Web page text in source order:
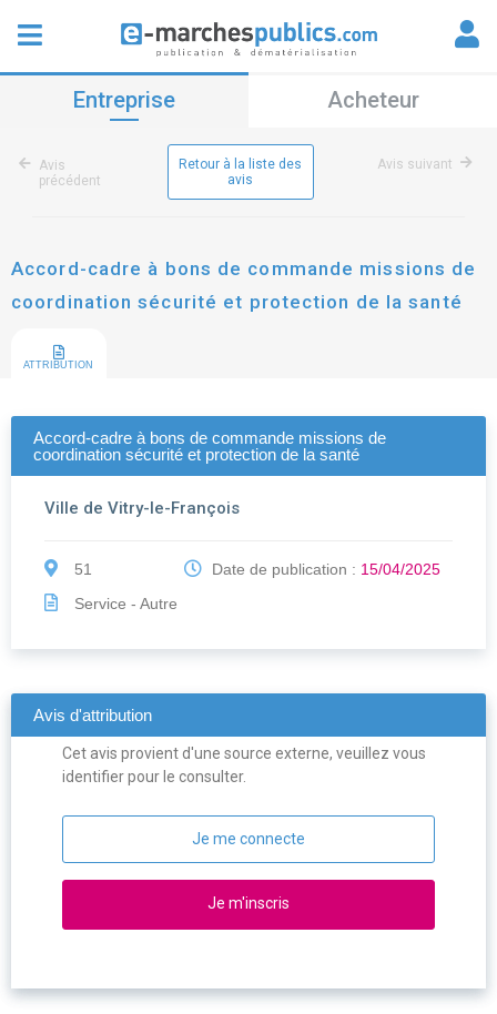
Entreprise Acheteur
Avis
précédent
Retour à la liste des
avis
Avis suivant
Accord-cadre à bons de commande missions de
coordination sécurité et protection de la santé
ATTRIBUTION
Accord-cadre à bons de commande missions de
coordination sécurité et protection de la santé
Ville de Vitry-le-François
51
Service - Autre
Date de publication : 15/04/2025
Avis d'attribution
Cet avis provient d'une source externe, veuillez vous
identifier pour le consulter.
Je me connecte
Je m'inscris